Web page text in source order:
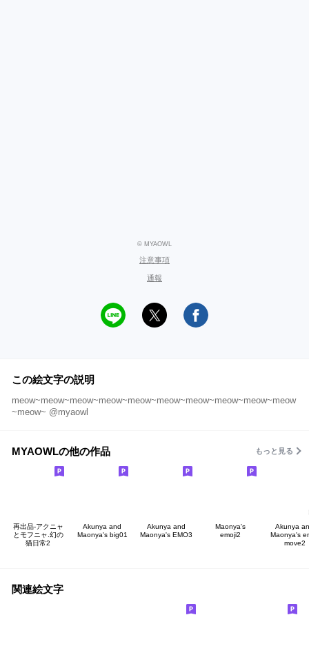
© MYAOWL
注意事項
通報
この絵文字の説明
meow~meow~meow~meow~meow~meow~meow~meow~meow~meow
~meow~ @myaowl
MYAOWLの他の作品 もっと見る
再出品-アクニャ
とモフニャ.幻の
猫日常2
Akunya and
Maonya's big01
Akunya and
Maonya's EMO3
Maonya's
emoji2
Akunya
Maonya's
move2
関連絵文字